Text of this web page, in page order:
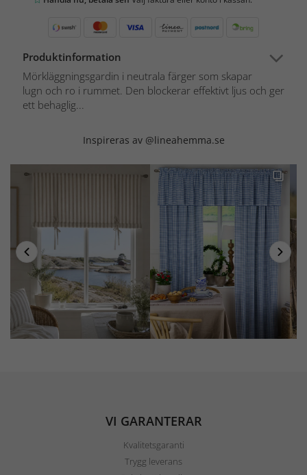
Produktinformation
Mörkläggningsgardin i neutrala färger som skapar
lugn och ro i rummet. Den blockerar effektivt ljus och ger
ett behaglig...
Inspireras av @lineahemma.se
VI GARANTERAR
Kvalitetsgaranti
Trygg leverans